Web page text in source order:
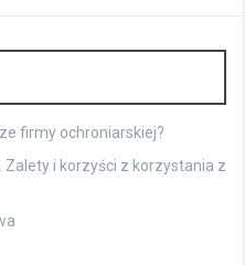
firmy ochroniarskiej?
Zalety i korzyści z korzystania z